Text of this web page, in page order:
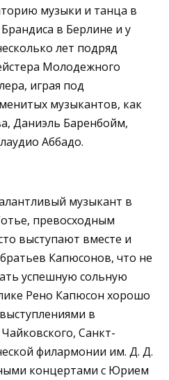
музыки и танца в
в Берлине и у
лет подряд
Молодежного
играя под
музыкантов, как
Даниэль Баренбойм,
Аббадо.
музыкант в
превосходным
выступают вместе и
Капюсонов, что не
успешную сольную
Рено Капюсон хорошо
в
Санкт-
филармонии им. Д. Д.
концертами с Юрием